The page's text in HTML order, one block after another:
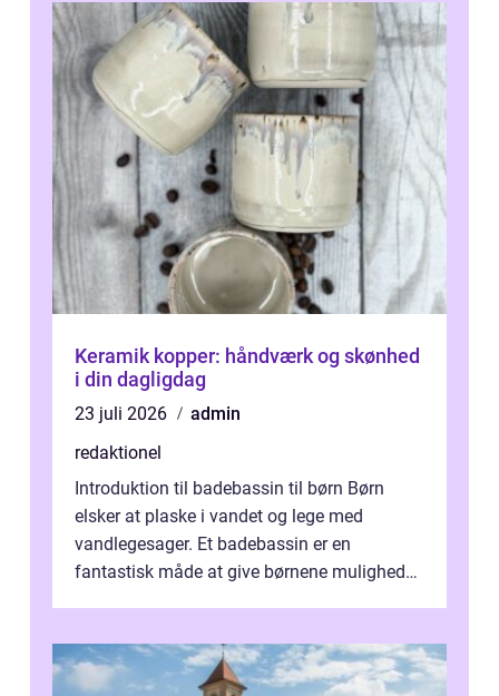
Keramik kopper: håndværk og skønhed
i din dagligdag
23 juli 2026
admin
redaktionel
Introduktion til badebassin til børn Børn
elsker at plaske i vandet og lege med
vandlegesager. Et badebassin er en
fantastisk måde at give børnene mulighed